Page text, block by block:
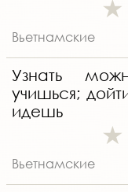
Вьетнамские
Узнать
учишься;
идешь
Вьетнамские